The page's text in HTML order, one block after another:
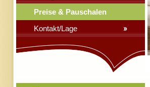
Preise & Pauschalen
Kontakt/Lage